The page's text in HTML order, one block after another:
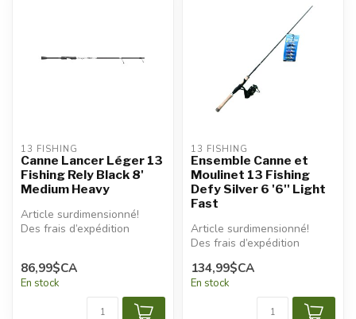
13 FISHING
Canne Lancer Léger 13
Fishing Rely Black 8'
Medium Heavy
Article surdimensionné!
Des frais d’expédition
86,99$CA
En stock
13 FISHING
Ensemble Canne et
Moulinet 13 Fishing
Defy Silver 6 '6'' Light
Fast
Article surdimensionné!
Des frais d’expédition
appliqués.
134,99$CA
En stock